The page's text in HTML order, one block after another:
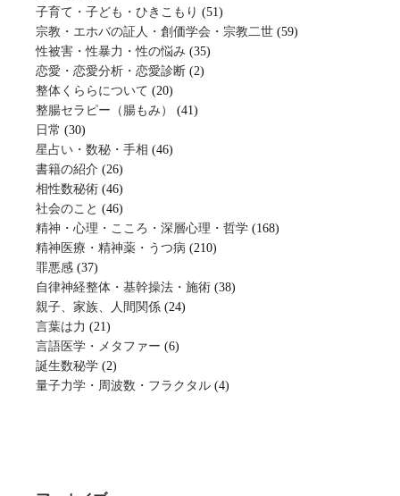
子育て・子ども・ひきこもり (51)
宗教・エホバの証人・創価学会・宗教二世 (59)
性被害・性暴力・性の悩み (35)
恋愛・恋愛分析・恋愛診断 (2)
整体くららについて (20)
整腸セラピー（腸もみ）
(41)
日常 (30)
星占い・数秘・手相 (46)
書籍の紹介 (26)
相性数秘術 (46)
社会のこと (46)
精神・心理・こころ・深層心理・哲学 (168)
精神医療・精神薬・うつ病 (210)
罪悪感 (37)
自律神経整体・基幹操法・施術 (38)
親子、家族、人間関係 (24)
言葉は力 (21)
言語医学・メタファー (6)
誕生数秘学 (2)
量子力学・周波数・フラクタル (4)